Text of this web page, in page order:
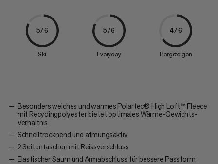
5/6
Ski
5/6
Everyday
4/6
Bergsteigen
Besonders weiches und warmes Polartec® High Loft™ Fleece
mit Recyclingpolyester bietet optimales Wärme-Gewichts-
Verhältnis
Schnelltrocknend und atmungsaktiv
2 Seitentaschen mit Reissverschluss
Elastischer Saum und Armabschluss für bessere Passform